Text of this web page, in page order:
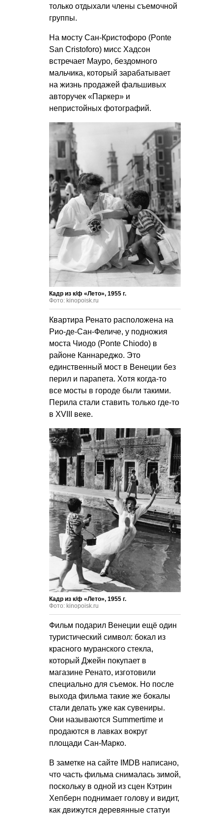
только отдыхали члены съемочной
группы.
На мосту Сан-Кристофоро (Ponte
San Cristoforo) мисс Хадсон
встречает Мауро, бездомного
мальчика, который зарабатывает
на жизнь продажей фальшивых
авторучек «Паркер» и
непристойных фотографий.
Кадр из к/ф «Лето», 1955 г.
Фото: kinopoisk.ru
Квартира Ренато расположена на
Рио-де-Сан-Феличе, у подножия
моста Чиодо (Ponte Chiodo) в
районе Каннареджо. Это
единственный мост в Венеции без
перил и парапета. Хотя когда-то
все мосты в городе были такими.
Перила стали ставить только где-то
в XVIII веке.
Кадр из к/ф «Лето», 1955 г.
Фото: kinopoisk.ru
Фильм подарил Венеции ещё один
туристический символ: бокал из
красного муранского стекла,
который Джейн покупает в
магазине Ренато, изготовили
специально для съемок. Но после
выхода фильма такие же бокалы
стали делать уже как сувениры.
Они называются Summertime и
продаются в лавках вокруг
площади Сан-Марко.
В заметке на сайте IMDB написано,
что часть фильма снималась зимой,
поскольку в одной из сцен Кэтрин
Хепберн поднимает голову и видит,
как движутся деревянные статуи